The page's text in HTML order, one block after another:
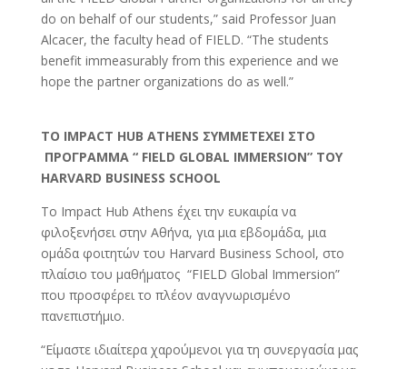
do on behalf of our students,” said Professor Juan
Alcacer, the faculty head of FIELD. “The students
benefit immeasurably from this experience and we
hope the partner organizations do as well.”
ΤΟ IMPACT HUB ATHENS ΣΥΜΜΕΤΕΧΕΙ ΣΤΟ
ΠΡΟΓΡΑΜΜΑ “ FIELD GLOBAL IMMERSION” ΤΟΥ
HARVARD BUSINESS SCHOOL
Το Impact Hub Athens έχει την ευκαιρία να
φιλοξενήσει στην Αθήνα, για μια εβδομάδα, μια
ομάδα φοιτητών του Harvard Business School, στο
πλαίσιο του μαθήματος “FIELD Global Immersion”
που προσφέρει το πλέον αναγνωρισμένο
πανεπιστήμιο.
“Είμαστε ιδιαίτερα χαρούμενοι για τη συνεργασία μας